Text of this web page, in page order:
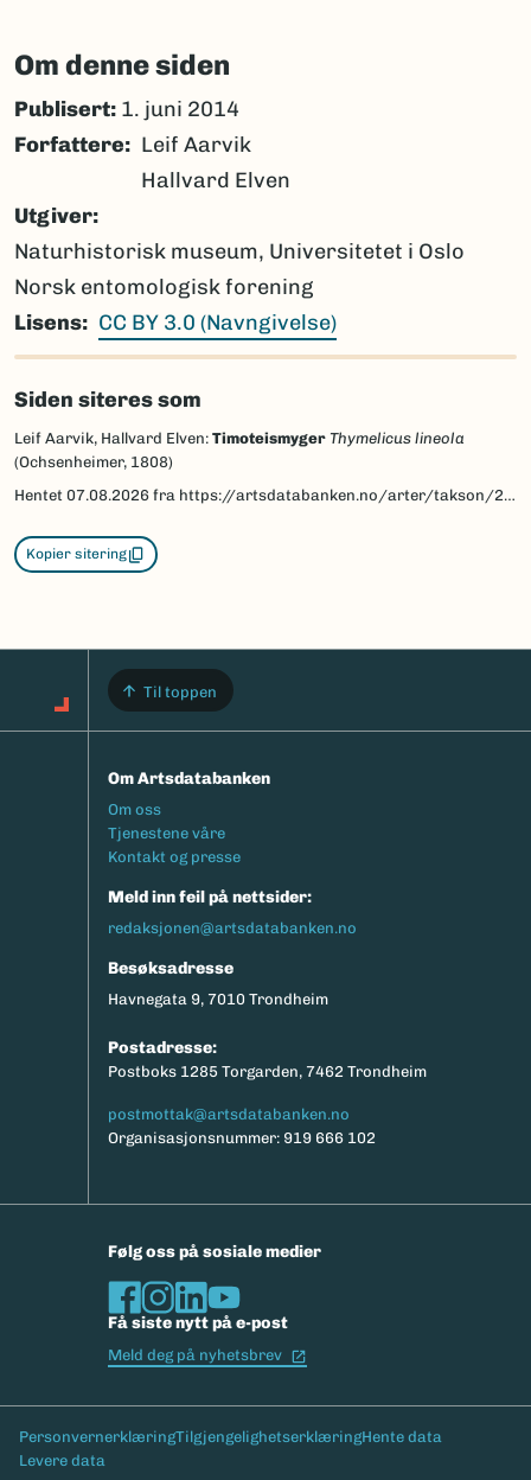
Om denne siden
Publisert: 1. juni 2014
Forfattere
Leif Aarvik
Hallvard Elven
Utgiver
Naturhistorisk museum, Universitetet i Oslo
Norsk entomologisk forening
Lisens
CC BY 3.0 (Navngivelse)
Siden siteres som
Leif Aarvik, Hallvard Elven: Timoteismyger Thymelicus lineola
(Ochsenheimer, 1808)
Hentet 07.08.2026 fra https://artsdatabanken.no/arter/takson/29746/beskrivelse
Kopier sitering
Til toppen
Om Artsdatabanken
Footermeny
Om oss
Tjenestene våre
Kontakt og presse
Meld inn feil på nettsider:
redaksjonen@artsdatabanken.no
Besøksadresse
Havnegata 9, 7010 Trondheim
Postadresse:
Postboks 1285 Torgarden, 7462 Trondheim
postmottak@artsdatabanken.no
Organisasjonsnummer: 919 666 102
Følg oss på sosiale medier
Få siste nytt på e-post
Meld deg på nyhetsbrev
Bunntekst
PersonvernerklæringTilgjengelighetserklæringHente data
Levere data